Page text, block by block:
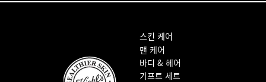
스킨 케어
맨 케어
바디 & 헤어
기프트 세트